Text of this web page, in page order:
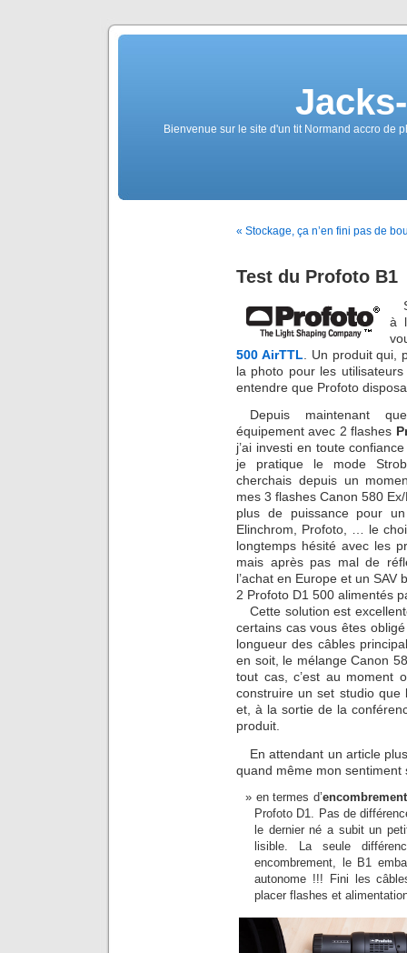
Bienvenue sur le site d'un tit Normand accro de
« Stockage, ça n’en fini pas de
Test du Profoto B1
à
500 AirTTL . Un produit
la photo pour les
entendre que Profoto
Depuis maintenant
équipement avec 2 flashes
j’ai investi en toute
je pratique le mode
cherchais depuis un
mes 3 flashes Canon 580
plus de puissance pour
Elinchrom, Profoto, … le
longtemps hésité avec les
mais après pas mal de
l’achat en Europe et un
2 Profoto D1 500 alimentés
Cette solution est
certains cas vous êtes
longueur des câbles
en soit, le mélange Canon
tout cas, c’est au moment
construire un set studio
et, à la sortie de la
produit.
En attendant un article
quand même mon sentiment
en termes d’encombrement
Profoto D1. Pas de
le dernier né a subit un
lisible. La seule
encombrement, le B1
autonome !!! Fini les
placer flashes et